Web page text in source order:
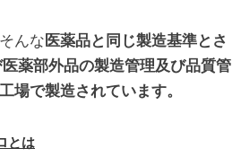
んな 医薬品と同じ製造基準とさ
薬部外品の製造管理及び品質管
場で製造されています。
とは